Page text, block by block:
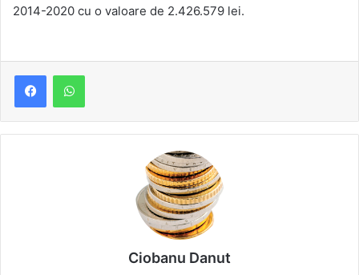
2014-2020 cu o valoare de 2.426.579 lei.
Ciobanu Danut